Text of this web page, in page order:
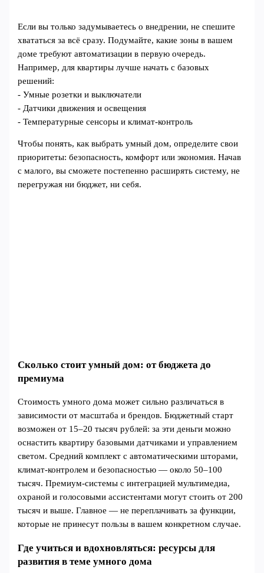
Если вы только задумываетесь о внедрении, не спешите
хвататься за всё сразу. Подумайте, какие зоны в вашем
доме требуют автоматизации в первую очередь.
Например, для квартиры лучше начать с базовых
решений:
- Умные розетки и выключатели
- Датчики движения и освещения
- Температурные сенсоры и климат-контроль
Чтобы понять, как выбрать умный дом, определите свои
приоритеты: безопасность, комфорт или экономия. Начав
с малого, вы сможете постепенно расширять систему, не
перегружая ни бюджет, ни себя.
Сколько стоит умный дом: от бюджета до
премиума
Стоимость умного дома может сильно различаться в
зависимости от масштаба и брендов. Бюджетный старт
возможен от 15–20 тысяч рублей: за эти деньги можно
оснастить квартиру базовыми датчиками и управлением
светом. Средний комплект с автоматическими шторами,
климат-контролем и безопасностью — около 50–100
тысяч. Премиум-системы с интеграцией мультимедиа,
охраной и голосовыми ассистентами могут стоить от 200
тысяч и выше. Главное — не переплачивать за функции,
которые не принесут пользы в вашем конкретном случае.
Где учиться и вдохновляться: ресурсы для
развития в теме умного дома